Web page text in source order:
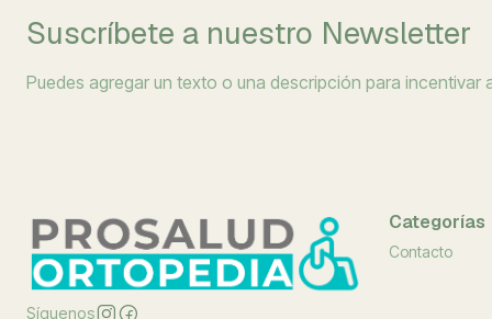
Suscríbete a nuestro Newsletter
Puedes agregar un texto o una descripción para incentivar
Síguenos
Categorías
Contacto